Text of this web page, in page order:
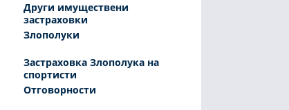
Други имуществени
застраховки
Злополуки
Застраховка Злополука на
спортисти
Отговорности